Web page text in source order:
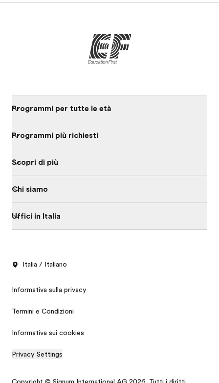
Programmi per tutte le età
Programmi più richiesti
Scopri di più
Chi siamo
Uffici in Italia
Italia / Italiano
Informativa sulla privacy
Termini e Condizioni
Informativa sui cookies
Privacy Settings